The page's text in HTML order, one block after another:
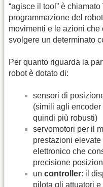
“agisce il tool” è chiamato
programmazione del
movimenti e le azioni
svolgere un determinato
Per quanto riguarda la
robot è dotato di:
sensori di
(simili agli
quindi più robusti)
servomotori per il
prestazioni
elettronico che
precisione
un controller: il
pilota gli attuatori